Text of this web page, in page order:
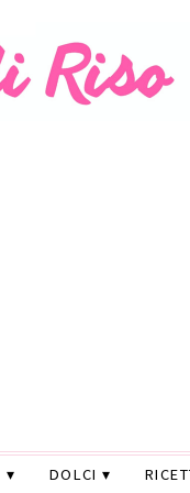
DOLCI